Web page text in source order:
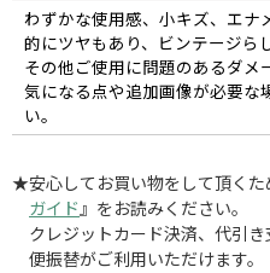
わずかな使用感、小キズ、エナ
的にツヤもあり、ビンテージら
その他ご使用に問題のあるダメ
気になる点や追加画像が必要な
い。
★安心してお買い物をして頂くた
ガイド 』をお読みください。
クレジットカード決済、代引
便振替がご利用いただけます。